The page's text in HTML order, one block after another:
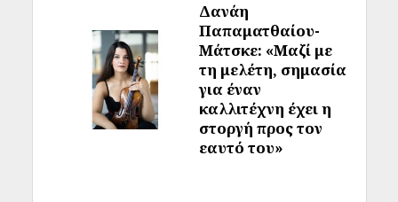
Δανάη
Παπαματθαίου-
Μάτσκε: «Μαζί με
τη μελέτη, σημασία
για έναν
καλλιτέχνη έχει η
στοργή προς τον
εαυτό του»